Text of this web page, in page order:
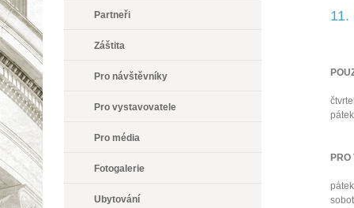
11.
Partneři
Záštita
Pro návštěvníky
Pro vystavovatele
Pro média
Fotogalerie
Ubytování